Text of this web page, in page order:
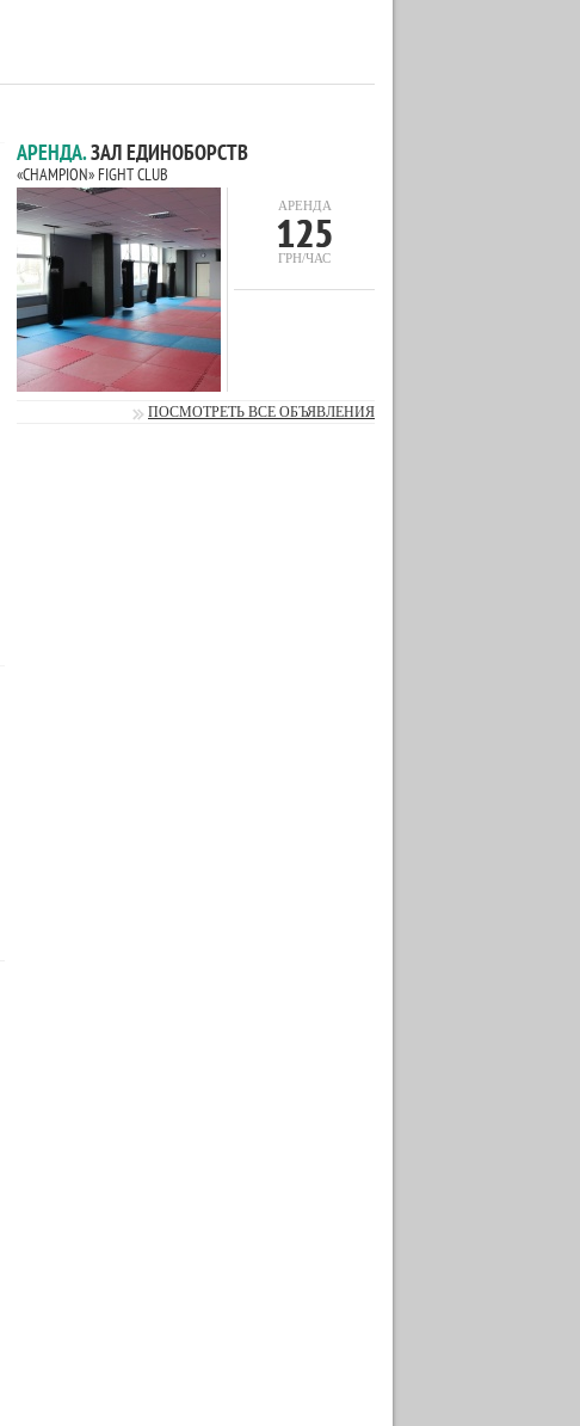
АРЕНДА.ЗАЛ ЕДИНОБОРСТВ
«CHAMPION» FIGHT CLUB
АРЕНДА
125
ГРН/ЧАС
ПОСМОТРЕТЬ ВСЕ ОБЪЯВЛЕНИЯ